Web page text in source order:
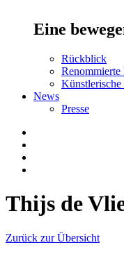
Eine
Rückblick
News
Presse
Thijs de
Zurück zur Übersicht